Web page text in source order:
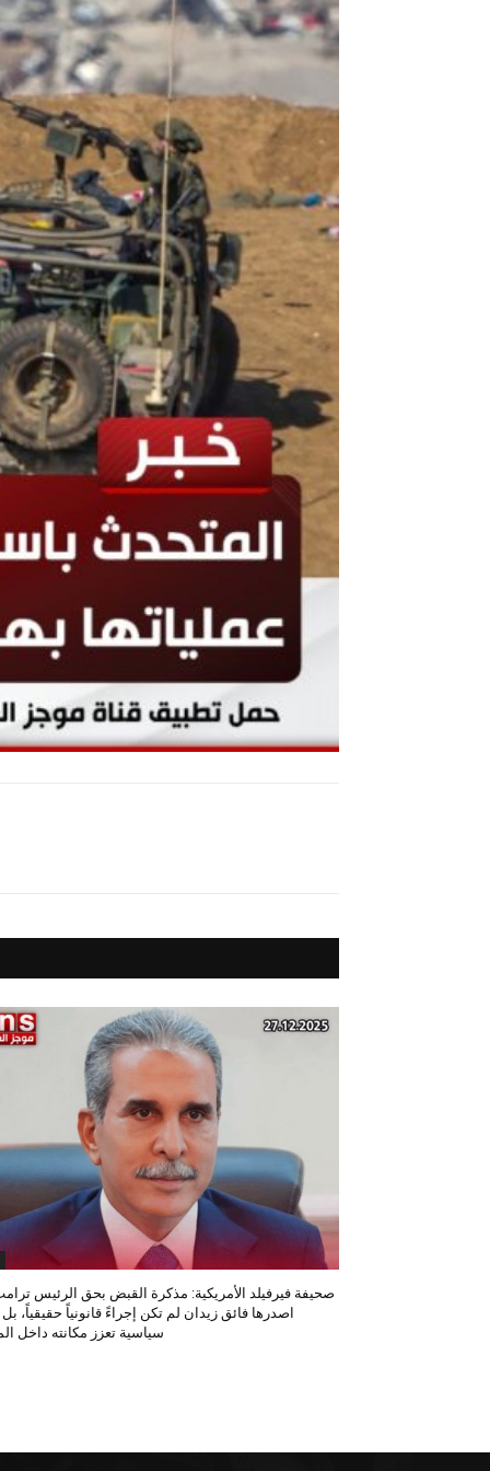
صحيفة فيرفيلد الأمريكية: مذكرة القبض بحق الرئيس
اصدرها فائق زيدان لم تكن إجراءً قانونياً حقيقياً،
سياسية تعزز مكانته داخل